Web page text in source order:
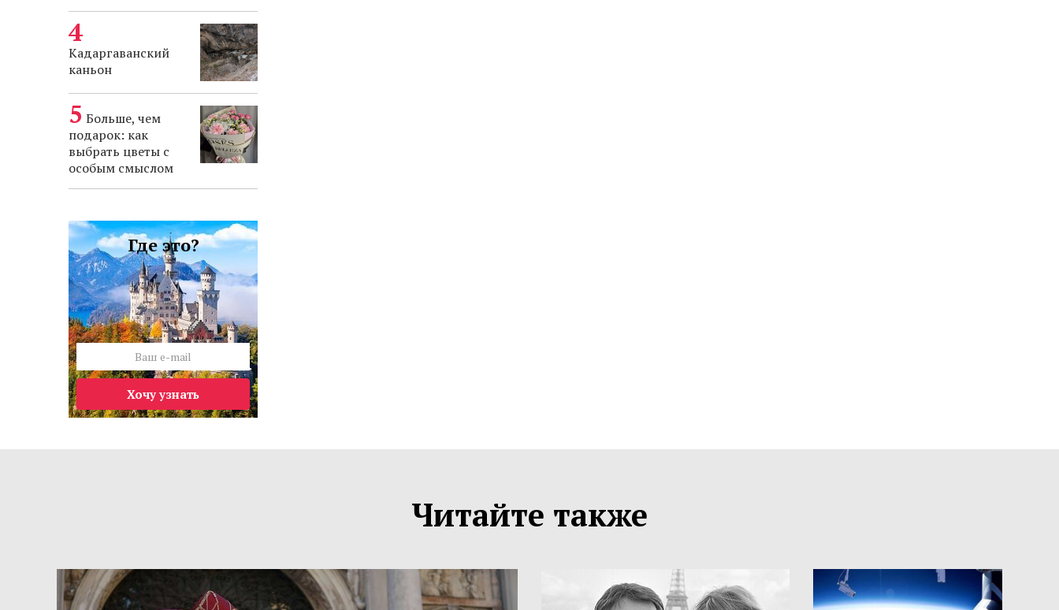
Кадаргаванский
каньон
Больше, чем
подарок: как
выбрать цветы с
особым смыслом
Где это?
Хочу узнать
Читайте также